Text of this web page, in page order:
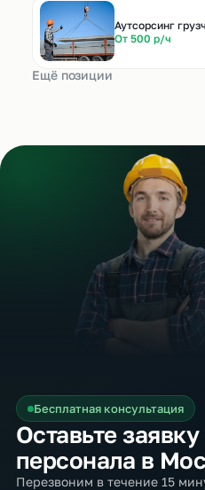
Аутсорсинг
От 500 р/ч
Ещё позиции
Бесплатная консультация
Оставьте
персонала в
Перезвоним в течение 15